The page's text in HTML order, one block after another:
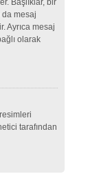
Başlıklar, bir
mesaj
Ayrıca mesaj
olarak
tarafından